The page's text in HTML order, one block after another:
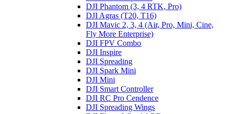
DJI Phantom (3, 4 RTK, Pro)
DJI Agras (T20, T16)
DJI Mavic 2, 3, 4 (Air, Pro, Mini, Cine,
Fly More Enterprise)
DJI FPV Combo
DJI Inspire
DJI Spreading
DJI Spark Mini
DJI Mini
DJI Smart Controller
DJI RC Pro Cendence
DJI Spreading Wings